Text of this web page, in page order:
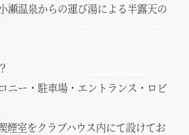
瀬温泉からの運び湯による半露天の
ニー・駐車場・エントランス・ロビ
煙室をクラブハウス内にて設けてお